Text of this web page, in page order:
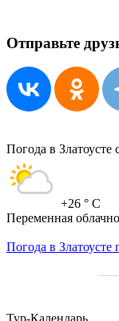
Отправьте
Погода в Златоусте
+26 ° C
Переменная
Погода в Златоусте